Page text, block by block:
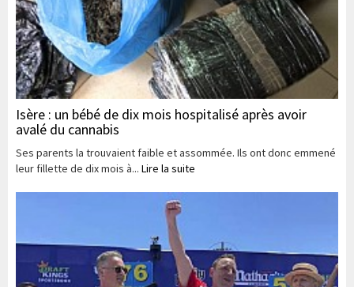
Isère : un bébé de dix mois hospitalisé après avoir
avalé du cannabis
Ses parents la trouvaient faible et assommée. Ils ont donc emmené
leur fillette de dix mois à... Lire la suite